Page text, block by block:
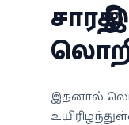
விளையாட்டு
ஜோதிடம்
இதனால்